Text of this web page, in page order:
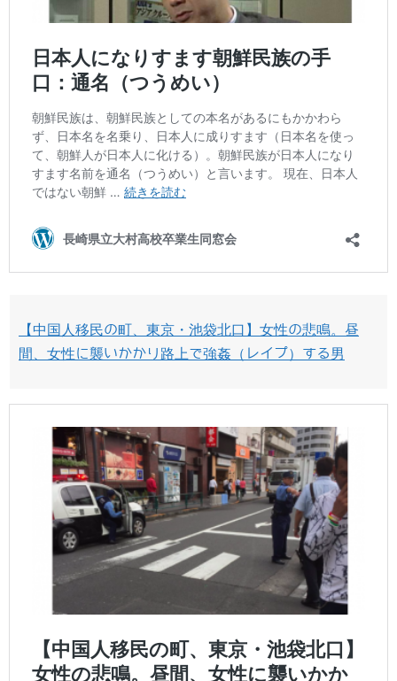
【中国人移民の町、東京・池袋北口】女性の悲鳴。昼
間、女性に襲いかかり路上で強姦（レイプ）する男